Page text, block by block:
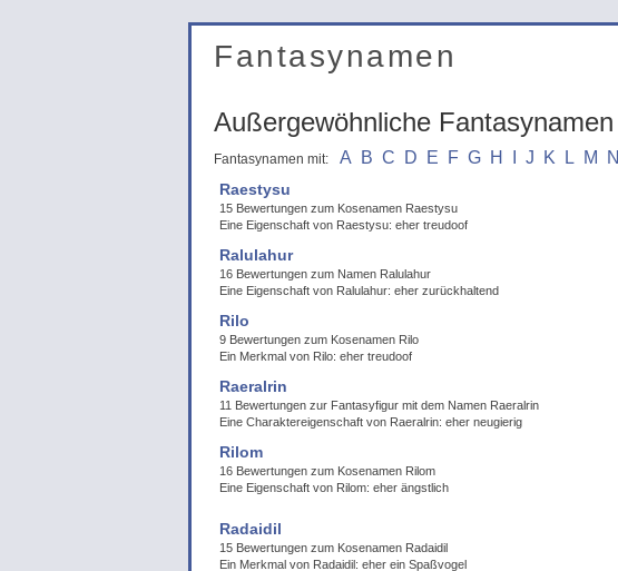
Fantasynamen
Außergewöhnliche Fantasynamen
Fantasynamen mit: A B C D E F G H J K L M N
Raestysu
15 Bewertungen zum Kosenamen Raestysu
Eine Eigenschaft von Raestysu: eher treudoof
Ralulahur
16 Bewertungen zum Namen Ralulahur
Eine Eigenschaft von Ralulahur: eher zurückhaltend
Rilo
9 Bewertungen zum Kosenamen Rilo
Ein Merkmal von Rilo: eher treudoof
Raeralrin
11 Bewertungen zur Fantasyfigur mit dem Namen Raeralrin
Eine Charaktereigenschaft von Raeralrin: eher neugierig
Rilom
16 Bewertungen zum Kosenamen Rilom
Eine Eigenschaft von Rilom: eher ängstlich
Radaidil
15 Bewertungen zum Kosenamen Radaidil
Ein Merkmal von Radaidil: eher ein Spaßvogel